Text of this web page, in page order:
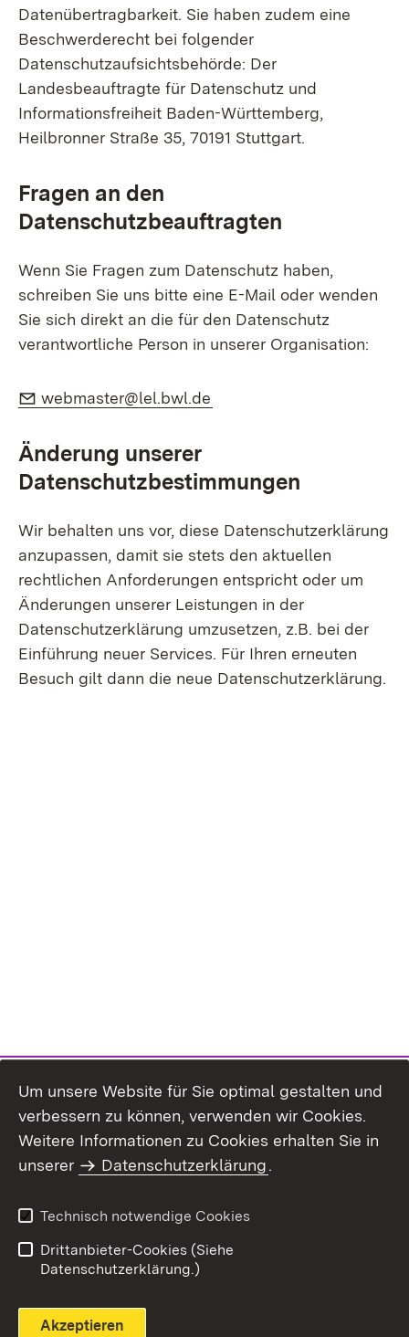
Datenübertragbarkeit. Sie haben zudem eine
Beschwerderecht bei folgender
Datenschutzaufsichtsbehörde: Der
Landesbeauftragte für Datenschutz und
Informationsfreiheit Baden-Württemberg,
Heilbronner Straße 35, 70191 Stuttgart.
Fragen an den
Datenschutzbeauftragten
Wenn Sie Fragen zum Datenschutz haben,
schreiben Sie uns bitte eine E-Mail oder wenden
Sie sich direkt an die für den Datenschutz
verantwortliche Person in unserer Organisation:
E-Mail:
webmaster@lel.bwl.de
Änderung unserer
Datenschutzbestimmungen
Wir behalten uns vor, diese Datenschutzerklärung
anzupassen, damit sie stets den aktuellen
rechtlichen Anforderungen entspricht oder um
Änderungen unserer Leistungen in der
Datenschutzerklärung umzusetzen, z.B. bei der
Einführung neuer Services. Für Ihren erneuten
Besuch gilt dann die neue Datenschutzerklärung.
Themenübersicht
Um unsere Website für Sie optimal gestalten und
verbessern zu können, verwenden wir Cookies.
Weitere Informationen zu Cookies erhalten Sie in
unserer
Datenschutzerklärung.
Technisch notwendige Cookies
Drittanbieter-Cookies (Siehe
Datenschutzerklärung.)
Akzeptieren